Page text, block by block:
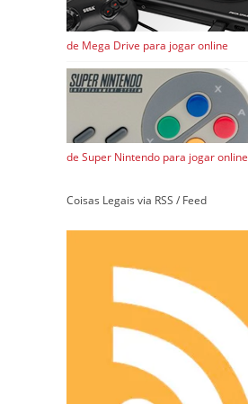
de Mega Drive para jogar online
de Super Nintendo para jogar online
Coisas Legais via RSS / Feed